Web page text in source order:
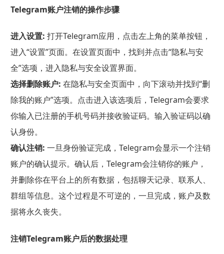
Telegram账户注销的操作步骤
进入设置: 打开Telegram应用，点击左上角的菜单按钮，
进入“设置”页面。在设置页面中，找到并点击“隐私与安
全”选项，进入隐私与安全设置界面。
选择删除账户: 在隐私与安全页面中，向下滚动并找到“删
除我的账户”选项。点击进入该选项后，Telegram会要求
你输入已注册的手机号码并接收验证码。输入验证码以确
认身份。
确认注销: 一旦身份验证完成，Telegram会显示一个注销
账户的确认提示。确认后，Telegram会注销你的账户，
并删除你在平台上的所有数据，包括聊天记录、联系人、
群组等信息。这个过程是不可逆的，一旦完成，账户及数
据将永久丧失。
注销Telegram账户后的数据处理